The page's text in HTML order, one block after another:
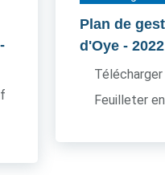
-
Plan de
d'Oye - 2022
Feuilleter